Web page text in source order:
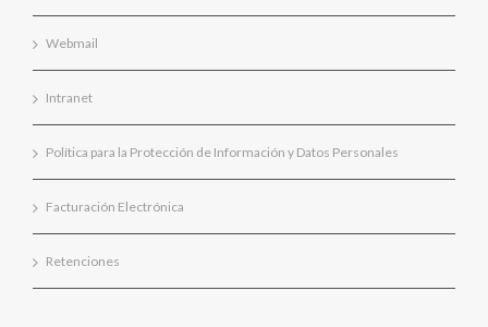
Webmail
Intranet
Política para la Protección de Información y Datos Personales
Facturación Electrónica
Retenciones